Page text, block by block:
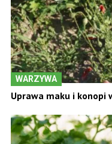
WARZYWA
Uprawa maku i konopi